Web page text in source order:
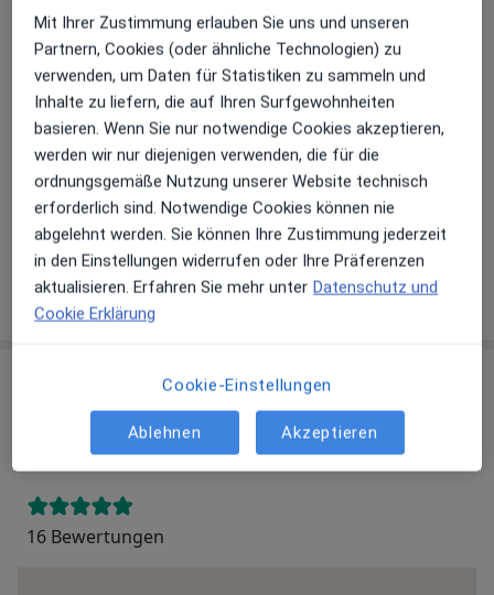
Zu Google Mapsöffnet in einer neuen
Verfügbarkeit
Dr. med. Christian Schoch bietet an diesem
Standort über Jameda keine Online-
Terminbuchung an
Telefonnummer
08362 3...Telefonnummer anzeigen
Mehr Details anzeigen
Bewerten
16 Bewertungen
Mit Ihrer Zustimmung erlauben Sie uns und unseren
Partnern, Cookies (oder ähnliche Technologien) zu
verwenden, um Daten für Statistiken zu sammeln und
Inhalte zu liefern, die auf Ihren Surfgewohnheiten
basieren. Wenn Sie nur notwendige Cookies akzeptieren,
werden wir nur diejenigen verwenden, die für die
ordnungsgemäße Nutzung unserer Website technisch
erforderlich sind. Notwendige Cookies können nie
abgelehnt werden. Sie können Ihre Zustimmung jederzeit
in den Einstellungen widerrufen oder Ihre Präferenzen
aktualisieren. Erfahren Sie mehr unter Datenschutz und
Cookie Erklärung
Cookie-Einstellungen
Ablehnen Akzeptieren